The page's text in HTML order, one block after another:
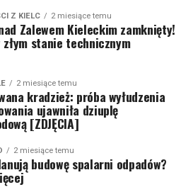
Z KIELC 2 miesiące temu
Zalewem Kieleckim zamknięty!
złym stanie technicznym
2 miesiące temu
kradzież: próba wyłudzenia
ujawniła dziuplę
[ZDJĘCIA]
2 miesiące temu
budowę spalarni odpadów?